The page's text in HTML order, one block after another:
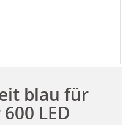
blau für
LED